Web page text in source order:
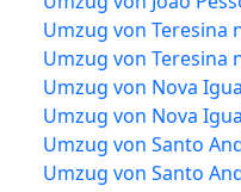
Umzug von Teresina
Umzug von Teresina
Umzug von Nova
Umzug von Nova
Umzug von Santo
Umzug von Santo